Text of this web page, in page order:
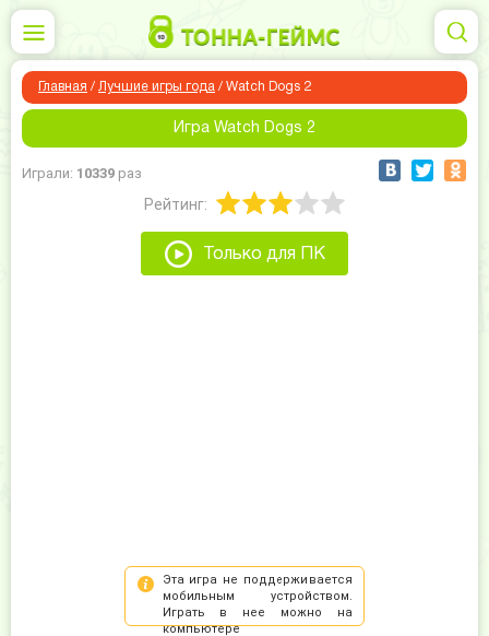
Главная / Лучшие игры года / Watch Dogs 2
Игра Watch Dogs 2
Играли: 10339 раз
Рейтинг:
Только для ПК